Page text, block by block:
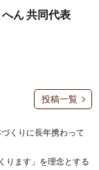
ん 共同代表
投稿一覧
くりに長年携わって
ります」を理念とする